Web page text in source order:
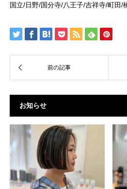
国立/日野/国分寺/八王子/吉祥寺/町田/
お知らせ